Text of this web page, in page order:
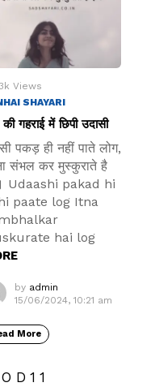
Views
SHAYARI
गहराई में छिपी उदासी
पकड़ ही नहीं पाते लोग,
संभल कर मुस्कुराते है
Udaashi pakad hi
paate log Itna
hai log
by admin
15/06/2024, 10:21 am
More